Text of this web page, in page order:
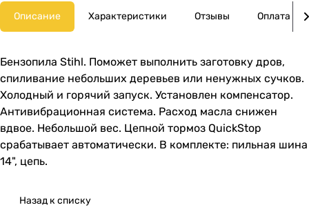
Описание Характеристики Отзывы Оплата
Бензопила Stihl. Поможет выполнить заготовку дров,
спиливание небольших деревьев или ненужных сучков.
Холодный и горячий запуск. Установлен компенсатор.
Антивибрационная система. Расход масла снижен
вдвое. Небольшой вес. Цепной тормоз QuickStop
срабатывает автоматически. В комплекте: пильная шина
14", цепь.
Назад к списку